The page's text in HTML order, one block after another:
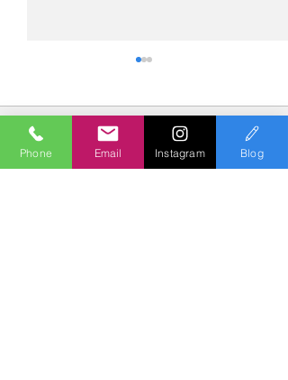
コメント
Phone Email Instagram Blog